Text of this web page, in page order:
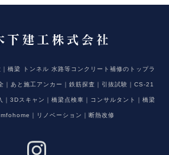
橋梁 トンネル 水路等コンクリート補修のトップラ
｜あと施工アンカー｜鉄筋探査｜引抜試験｜CS-21
｜3Dスキャン｜橋梁点検車｜コンサルタント｜橋梁
｜リノベーション｜断熱改修